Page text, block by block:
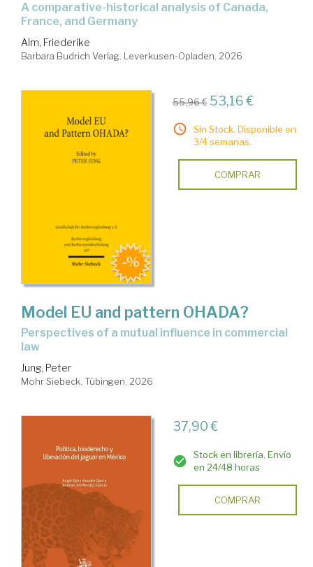
a comparative-historical analysis of Canada,
France, and Germany
Alm, Friederike
Barbara Budrich Verlag. Leverkusen-Opladen, 2026
55,96 € 53,16 €
Sin Stock. Disponible en
3/4 semanas.
COMPRAR
Model EU and pattern OHADA?
perspectives of a mutual influence in commercial
law
Jung, Peter
Mohr Siebeck. Tübingen, 2026
37,90 €
Stock en librería. Envío
en 24/48 horas
COMPRAR